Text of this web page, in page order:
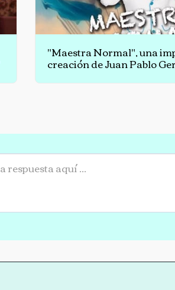
"Maestra Normal", una
creación de Juan Pablo